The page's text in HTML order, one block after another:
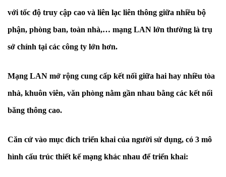
với tốc độ truy cập cao và liên lạc liên thông giữa nhiều bộ
phận, phòng ban, toàn nhà,… mạng LAN lớn thường là trụ
sở chính tại các công ty lớn hơn.
Mạng LAN mở rộng cung cấp kết nối giữa hai hay nhiều tòa
nhà, khuôn viên, văn phòng nằm gần nhau bằng các kết nối
băng thông cao.
Căn cứ vào mục đích triển khai của người sử dụng, có 3 mô
hình cấu trúc thiết kế mạng khác nhau để triển khai: